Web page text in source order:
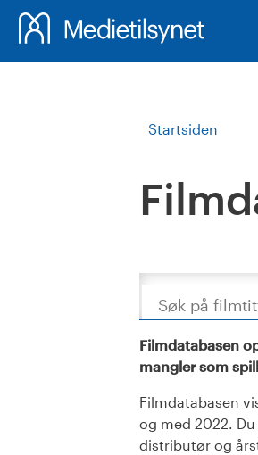
Startsiden
Søk
Filmdatabasen
mangler som
Filmdatabasen
og med 2022.
distributør og